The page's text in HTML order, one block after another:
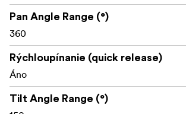
Pan Angle Range (°)
360
Rýchloupínanie (quick release)
Áno
Tilt Angle Range (°)